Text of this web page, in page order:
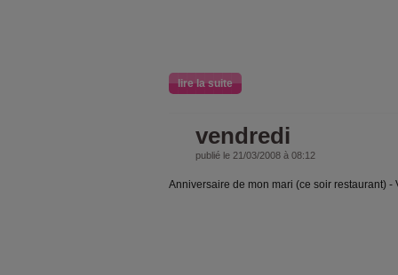
lire la suite
vendredi
publié le 21/03/2008 à 08:12
Anniversaire de mon mari (ce soir restaurant) -